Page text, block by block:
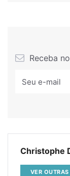
Receba
Christophe
VER